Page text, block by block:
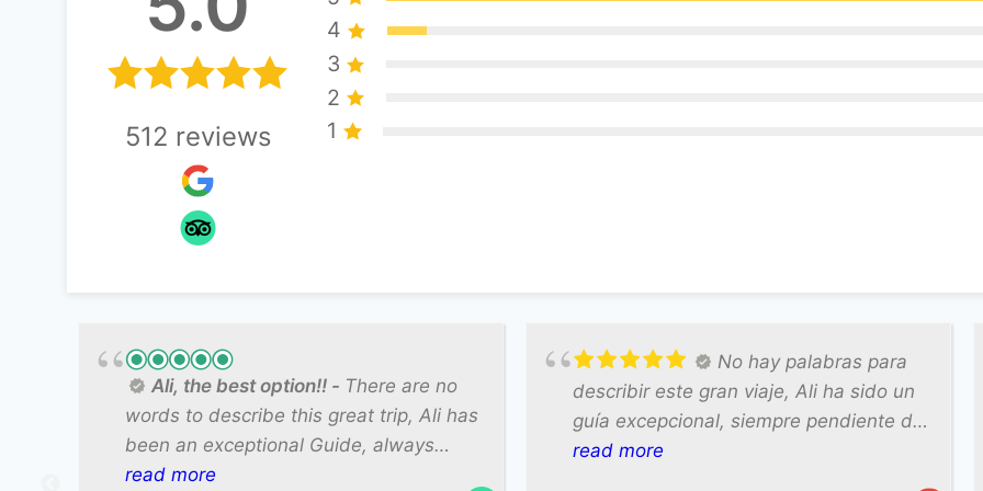
512 reviews
4
3
2
1
Ali, the best option!!
There are no
words to describe this great trip, Ali has
been an exceptional Guide, always
watching us, attentive, better could not
read more
No hay palabras para
describir este gran viaje, Ali ha sido un
guía excepcional, siempre pendiente de
nosotros , atento, mejor no lo podía
read more